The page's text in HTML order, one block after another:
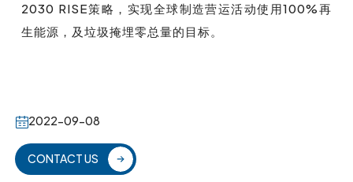
2030 RISE策略，实现全球制造营运活动使用100%再
生能源，及垃圾掩埋零总量的目标。
2022-09-08
CONTACT US